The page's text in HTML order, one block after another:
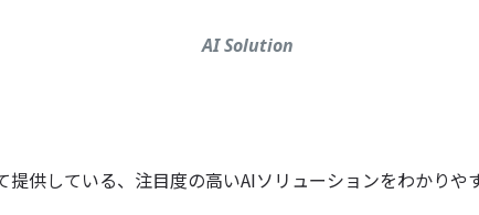
AI Solution
提供している、注目度の高いAIソリューションをわかりや